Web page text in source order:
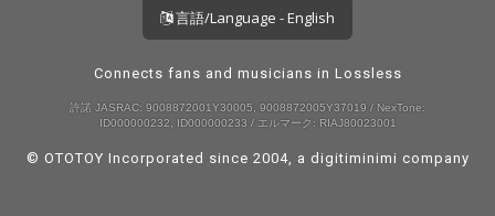
言語/Language - English
Connects fans and musicians in Lossless
許諾 JASRAC: 9008872001Y30005, 9008872005Y37019 / NexTone:
ID000000232, ID000000233 / エルマーク: RIAJ80023001
© OTOTOY Incorporated since 2004, a digitiminimi company